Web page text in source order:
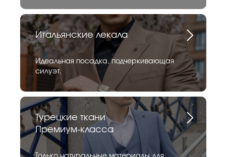
Итальянские лекала
Идеальная посадка, подчеркивающая
силуэт.
Турецкие ткани
Премиум-класса